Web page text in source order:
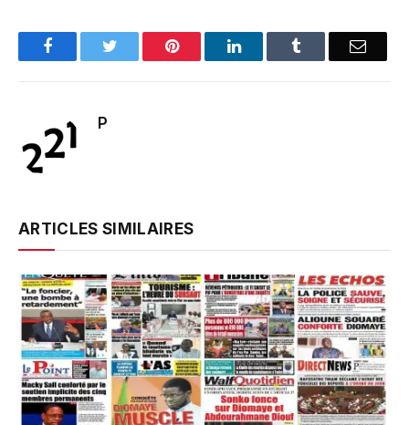
FacebookTwitter Pinterest LinkedInTumblr Email
P
ARTICLES SIMILAIRES